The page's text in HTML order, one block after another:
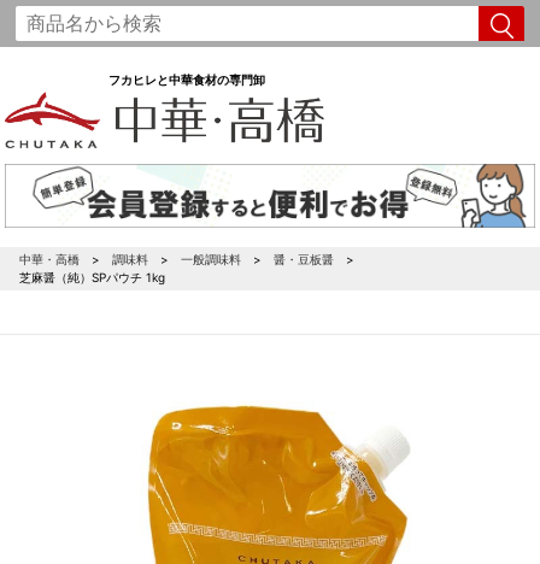
フカヒレと中華食材の専門卸
中華・高橋 調味料 一般調味料
醤・豆板醤
芝麻醤（純）SPパウチ 1kg